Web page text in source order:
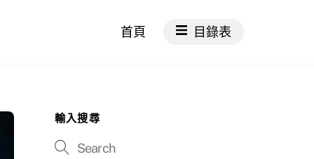
首頁 目錄表
輸入搜尋